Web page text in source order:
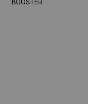
BOOSTER